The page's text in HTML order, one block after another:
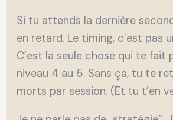
Si tu attends la dernière
en retard. Le timing, c’est pas
C’est la seule chose qui te fait
niveau 4 au 5. Sans ça, tu te
morts par session. (Et tu t’en